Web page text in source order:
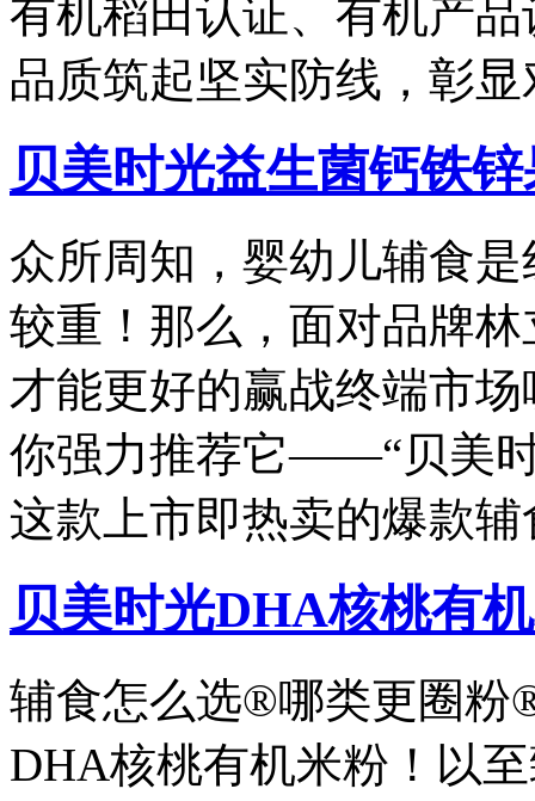
有机稻田认证、有机产
品质筑起坚实防线，彰
贝美时光益生菌钙铁
众所周知，婴幼儿辅食
较重！那么，面对品牌
才能更好的赢战终端市
你强力推荐它——“贝美
这款上市即热卖的爆款
贝美时光DHA核桃有
辅食怎么选®哪类更圈粉
DHA核桃有机米粉！以